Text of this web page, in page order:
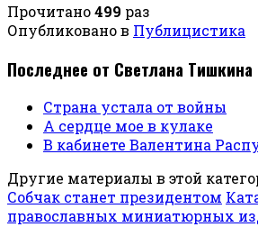
Прочитано499 раз
Опубликовано в Публицистика
Последнее от Светлана Тишкина
Страна устала от войны
А сердце мое в кулаке
В кабинете Валентина
Другие материалы в этой
Собчак станет президентом
православных миниатюрных